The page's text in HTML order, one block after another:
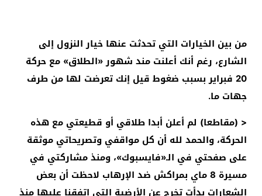
من بين الخيارات التي تحدثت عنها خيار النزول إلى
الشارع، رغم أنك أعلنت مند شهور «الطلاق» مع حركة
20 فبراير بسبب ضغوط قيل إنك تعرضت لها من طرف
جهات ما.
< (مقاطعا) لم أعلن أبدا طلاقي أو قطيعتي مع هذه
الحركة، والحمد لله أن كل مواقفي وتصريحاتي موثقة
على صفحتي في الـ«فايسبوك»، ومنذ مشاركتي في
مسيرة 8 ماي بمراكش ضد الإرهاب لاحظت أن بعض
الشعارات بدأت تخرج عن الأرضية التي اتفقنا عليها منذ